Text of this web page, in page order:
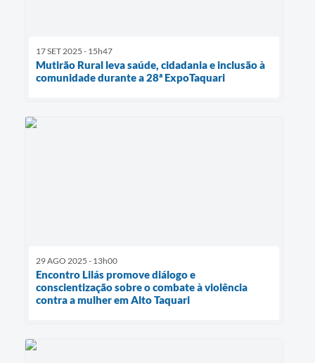
17 SET 2025 - 15h47
Mutirão Rural leva saúde, cidadania e inclusão à
comunidade durante a 28ª ExpoTaquari
29 AGO 2025 - 13h00
Encontro Lilás promove diálogo e
conscientização sobre o combate à violência
contra a mulher em Alto Taquari